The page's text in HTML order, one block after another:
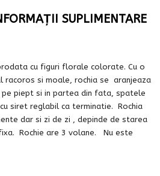
SUPLIMENTARE
cu figuri florale colorate. Cu o
racoros si moale, rochia se aranjeaza
piept si in partea din fata, spatele
siret reglabil ca terminatie. Rochia
dar si zi de zi , depinde de starea
Rochie are 3 volane. Nu este